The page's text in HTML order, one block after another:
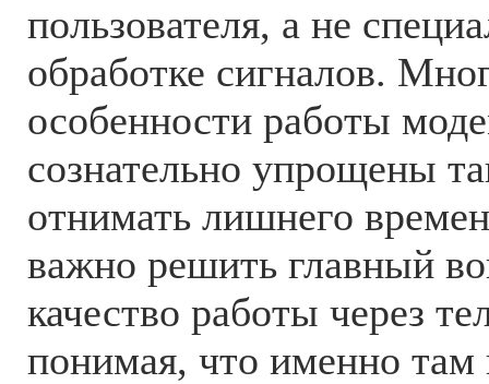
пользователя, а не
обработке сигналов.
особенности работы
сознательно упрощены
отнимать лишнего
важно решить главный
качество работы через
понимая, что именно там